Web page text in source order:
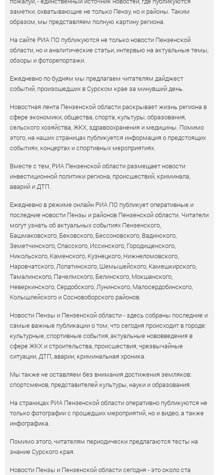
заметки, охватывающие не только Пензу, но и районы. Таким
образом, мы представляем полную картину региона.
На сайте РИА ПО публикуются не только новости Пензенской
области, но и аналитические статьи, интервью на актуальные темы,
обзоры и фоторепортажи.
Ежедневно по будням мы предлагаем читателям дайджест
событий, произошедших в Сурском крае за минувший день.
Новостная лента Пензенской области раскрывает жизнь региона в
сфере экономики, общества, спорта, культуры, образования,
сельского хозяйства, ЖКХ, здравоохранения и медицины. Помимо
этого, на наших страницах публикуется информация о предстоящих
событиях, концертах и спортивных мероприятиях.
Вместе с тем, РИА Пензенской области размещает новости
инвестиционной политики региона, происшествий, криминала,
аварий и ДТП.
Ежедневно в режиме онлайн РИА ПО публикует оперативные и
последние новости Пензы и районов Пензенской области. Читатели
могут узнать об актуальных событиях Пензенского,
Башмаковского, Бековского, Бессоновского, Вадинского,
Земетчинского, Спасского, Иссинского, Городищенского,
Никольского, Каменского, Кузнецкого, Нижнеломовского,
Наровчатского, Лопатинского, Шемышейского, Камешкирского,
Тамалинского, Пачелмского, Белинского, Мокшанского,
Неверкинского, Сердобского, Лунинского, Малосердобинского,
Колышлейского и Сосновоборского районов.
Новости Пензы и Пензенской области - здесь собраны последние и
самые важные публикации о том, что сегодня происходит в городе:
культурные, спортивные события, актуальные нововведения в
сфере ЖКХ и строительства, происшествия, чрезвычайные
ситуации, ДТП, аварии, криминальная хроника.
Мы также не оставляем без внимания достижения земляков:
спортсменов, представителей культуры, науки и образования.
На страницах РИА Пензенской области оперативно публикуются не
только фотографии с прошедших мероприятий, но и видео, а также
инфографика.
Помимо этого, читателям периодически предлагаются тесты на
знание Сурского края.
Новости Пензы и Пензенской области сегодня - это около ста